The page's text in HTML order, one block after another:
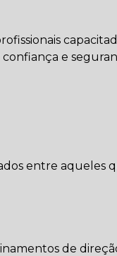
e
entre aqueles
de